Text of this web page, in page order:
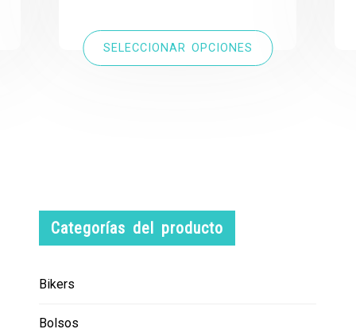
original
era:
actual
es:
SELECCIONAR OPCIONES
Categorías del producto
Bikers
Bolsos